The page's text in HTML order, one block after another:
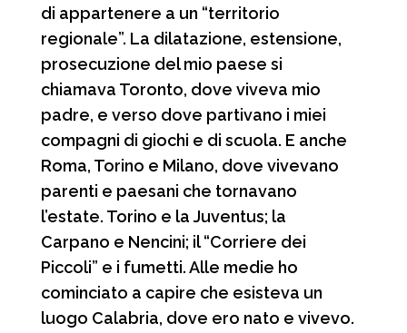
di appartenere a un “territorio
regionale”. La dilatazione, estensione,
prosecuzione del mio paese si
chiamava Toronto, dove viveva mio
padre, e verso dove partivano i miei
compagni di giochi e di scuola. E anche
Roma, Torino e Milano, dove vivevano
parenti e paesani che tornavano
l’estate. Torino e la Juventus; la
Carpano e Nencini; il “Corriere dei
Piccoli” e i fumetti. Alle medie ho
cominciato a capire che esisteva un
luogo Calabria, dove ero nato e vivevo.